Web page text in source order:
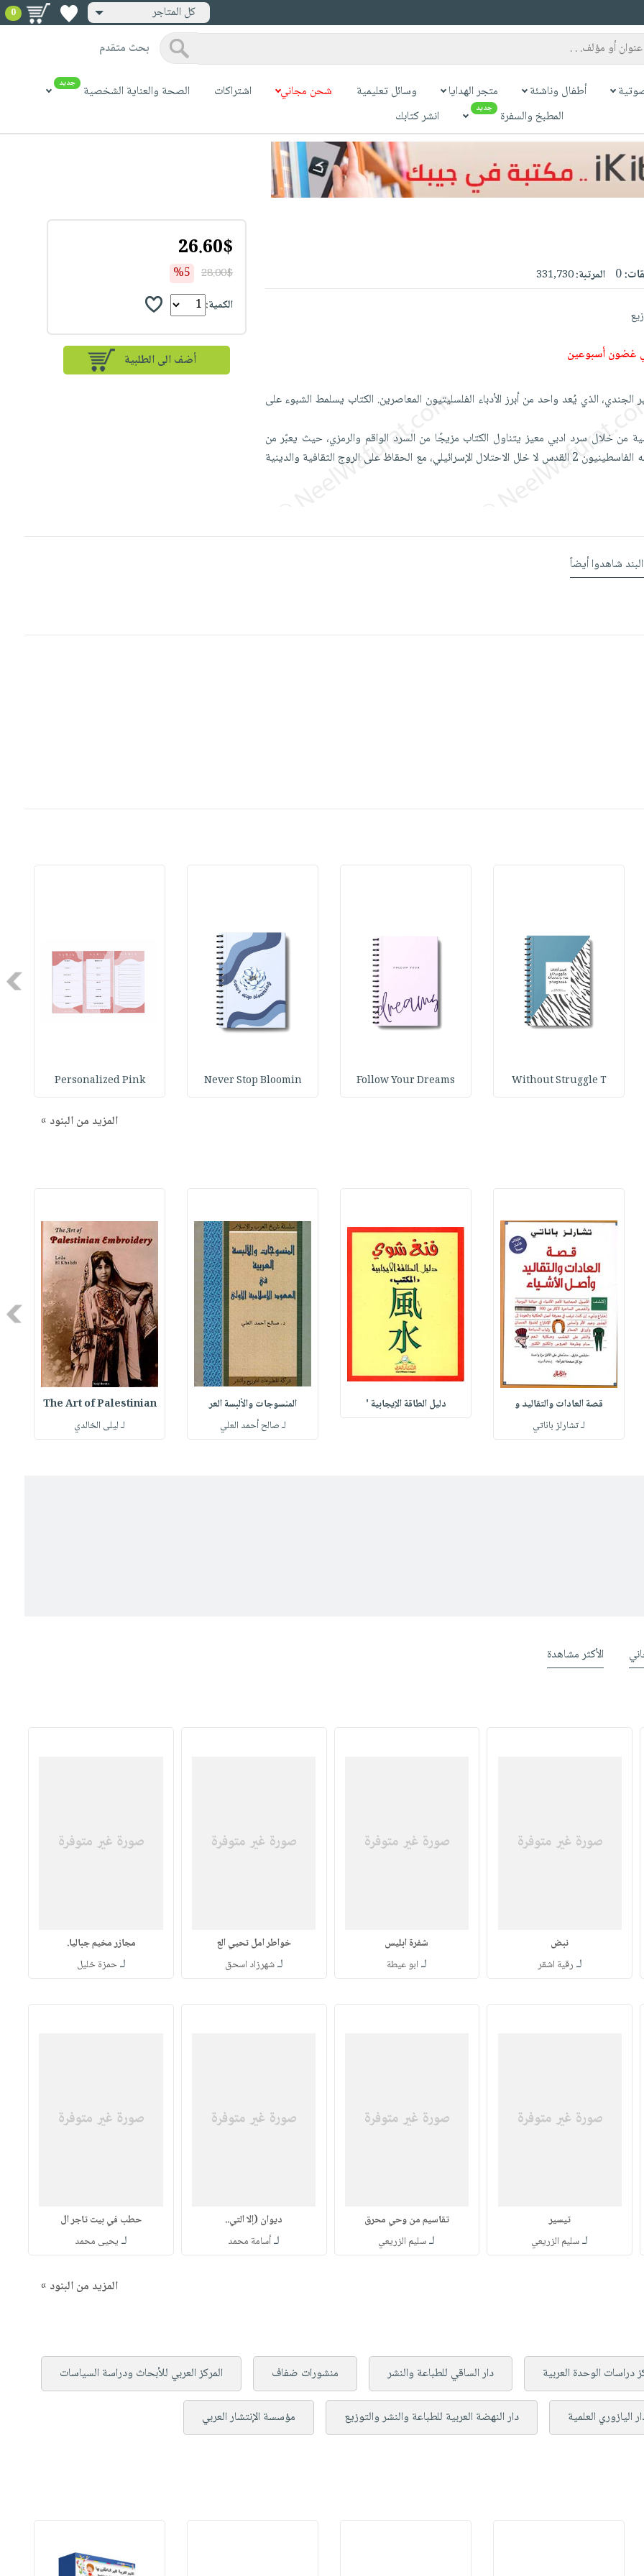
كل المتاجر 0
بحث متقدم
أطفال وناشئة متجر الهدايا وسائل تعليمية شحن مجاني اشتراكات الصحة والعناية الشخصية جديد
المطبخ والسفرة جديد انشر كتابك
0 المرتبة:331,730
غضون أسبوعين
الذي يُعد واحد من أبرز الأدباء الفلسليتيون المعاصرين. الكتاب يسلمط الشبوء على
من خلال سرد ادبي معيز يتناول الكتاب مزيجًا من السرد الواقم والرمزي، حيث يعبّر من
مع الحقاظ على الروج الثقافية والدينية
26.60$
28.00$
%5
الكمية:
أضف الى الطلبية
شاهدوا أيضاً
Without Struggle T
Follow Your Dreams
Never Stop Bloomin
Personalized Pink
المزيد من البنود »
قصة العادات والتقاليد و
لـ تشارلز باناتي
دليل الطاقة الإيجابية '
المنسوجات والألبسة العر
لـ صالح أحمد العلي
The Art of Palestinian
لـ ليلى الخالدي
الأكثر مشاهدة
نبض
لـ رقية اشقر
شفرة ابليس
لـ ابو عيطة
خواطر امل تحيي الع
لـشهرزاد اسحق
مجازر مخيم جباليا.
لـحمزة خليل
تيسير
لـسليم الزريعي
تقاسيم من وحي محرق
لـسليم الزريعي
ديوان (إلا التي..
لـأسامة محمد
حطب في بيت تاجر ال
لـ يحيى محمد
المزيد من البنود »
دراسات الوحدة العربية دار الساقي للطباعة والنشر منشورات ضفاف المركز العربي للأبحاث ودراسة السياسات
اليازوري العلمية دار النهضة العربية للطباعة والنشر والتوزيع مؤسسة الإنتشار العربي